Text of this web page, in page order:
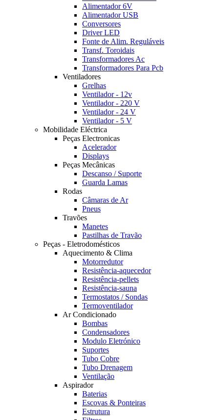
Alimentador 6V
Alimentador USB
Conversores
Driver LED
Fonte de Alim. Reguláveis
Transf. Toroidais
Transformadores Ac
Transformadores Para Pcb
Ventiladores
Grelhas
Ventilador - 12v
Ventilador - 220 V
Ventilador - 24 V
Ventilador - 5 V
Mobilidade Eléctrica
Peças Electronicas
Acelerador
Displays
Peças Mecânicas
Descanso / Suporte
Guarda Lamas
Rodas
Câmaras de Ar
Pneus
Travões
Manetes
Pastilhas de Travão
Peças - Eletrodomésticos
Aquecimento & Clima
Motorredutor
Resistência-aquecedor
Resistência-pellets
Resistência-sauna
Termostatos / Sondas
Termoventilador
Ar Condicionado
Bombas
Condensadores
Modulo Eletrónico
Suportes
Tubo Cobre
Tubo Drenagem
Ventilação
Aspirador
Baterias
Escovas & Ponteiras
Estrutura